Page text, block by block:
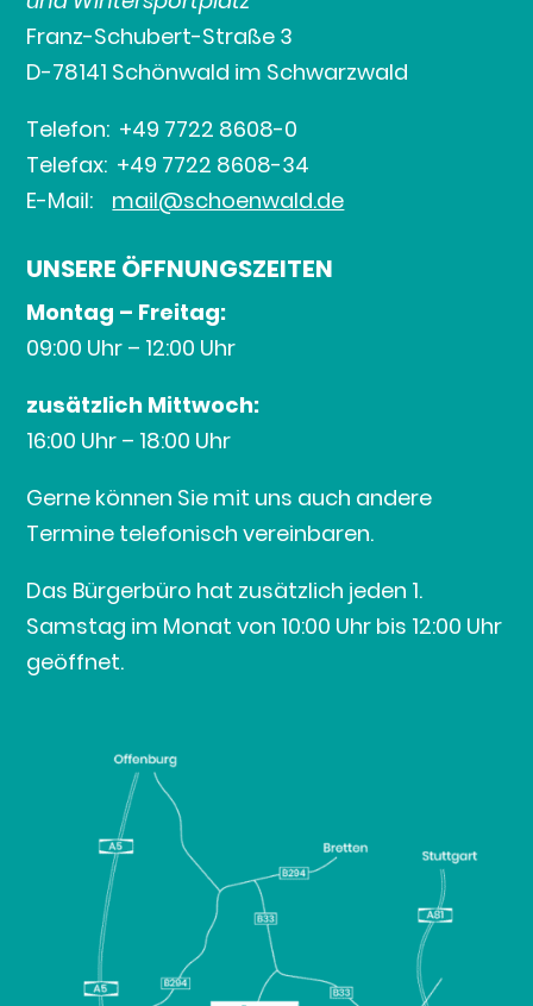
Franz-Schubert-Straße 3
D-78141 Schönwald im Schwarzwald
Telefon: +49 7722 8608-0
Telefax: +49 7722 8608-34
E-Mail: mail@schoenwald.de
UNSERE ÖFFNUNGSZEITEN
Montag – Freitag:
09:00 Uhr – 12:00 Uhr
zusätzlich Mittwoch:
16:00 Uhr – 18:00 Uhr
Gerne können Sie mit uns auch andere
Termine telefonisch vereinbaren.
Das Bürgerbüro hat zusätzlich jeden 1.
Samstag im Monat von 10:00 Uhr bis 12:00 Uhr
geöffnet.